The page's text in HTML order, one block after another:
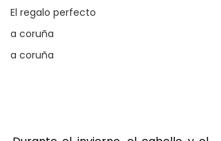
El regalo perfecto
a coruña
a coruña